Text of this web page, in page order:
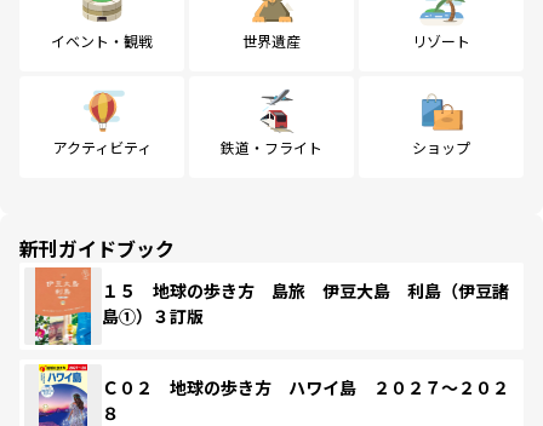
イベント・観戦 世界遺産 リゾート
アクティビティ 鉄道・フライト ショップ
新刊ガイドブック
１５ 地球の歩き方 島旅 伊豆大島 利島（伊豆諸
島①）３訂版
Ｃ０２ 地球の歩き方 ハワイ島 ２０２７～２０２
８